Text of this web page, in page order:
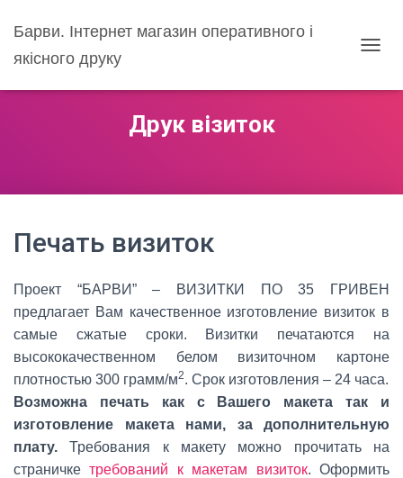
Барви. Інтернет магазин оперативного і
якісного друку
Друк візиток
Печать визиток
Проект “БАРВИ” – ВИЗИТКИ ПО 35 ГРИВЕН
предлагает Вам качественное изготовление визиток в
самые сжатые сроки. Визитки печатаются на
высококачественном белом визиточном картоне
плотностью 300 грамм/м2. Срок изготовления – 24 часа.
Возможна печать как с Вашего макета так и
изготовление макета нами, за дополнительную
плату. Требования к макету можно прочитать на
страничкетребований к макетам визиток. Оформить